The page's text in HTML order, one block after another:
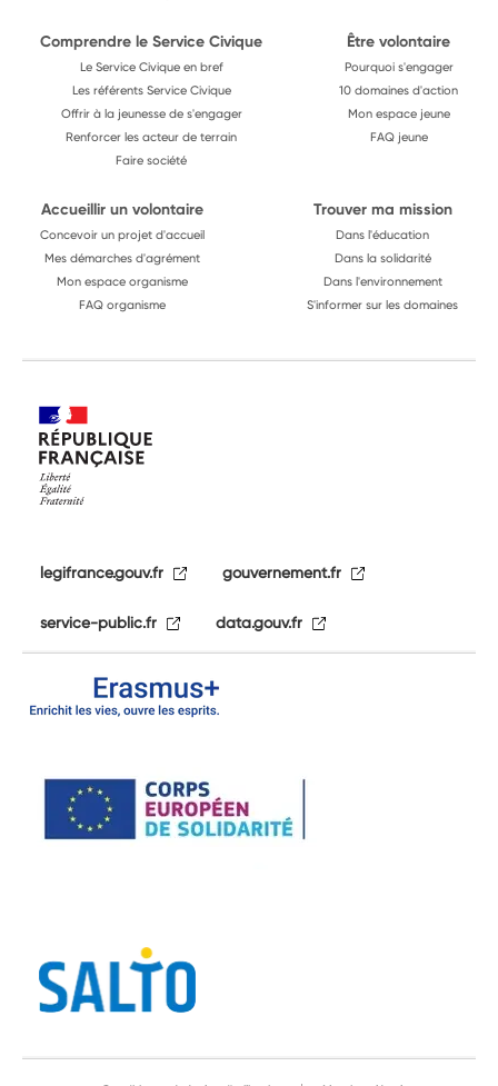
Comprendre le Service Civique
Le Service Civique en bref
Les référents Service Civique
Offrir à la jeunesse de s'engager
Renforcer les acteur de terrain
Faire société
Être volontaire
Pourquoi s'engager
10 domaines d'action
Mon espace jeune
FAQ jeune
Accueillir un volontaire
Concevoir un projet d'accueil
Mes démarches d'agrément
Mon espace organisme
FAQ organisme
Trouver ma mission
Dans l'éducation
Dans la solidarité
Dans l'environnement
S'informer sur les domaines
legifrance.gouv.fr gouvernement.fr
service-public.fr data.gouv.fr